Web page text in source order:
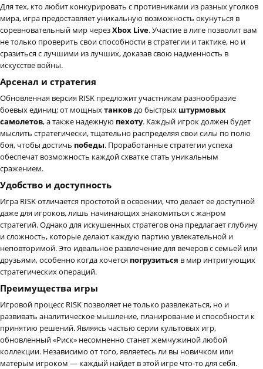
Для тех, кто любит конкурировать с противниками из разных уголков
мира, игра предоставляет уникальную возможность окунуться в
соревновательный мир черезXbox Live. Участие в лиге позволит вам
не только проверить свои способности в стратегии и тактике, но и
сразиться с лучшими из лучших, доказав свою надменность в
искусстве войны.
Арсенал и стратегия
Обновленная версия RISK предложит участникам разнообразие
боевых единиц: от мощныхтанковдо быстрых штурмовых
самолетов, а также надежную пехоту. Каждый игрок должен будет
мыслить стратегически, тщательно распределяя свои силы по полю
боя, чтобы достичь победы. Проработанные стратегии успеха
обеспечат возможность каждой схватке стать уникальным
сражением.
Удобство и доступность
Игра RISK отличается простотой в освоении, что делает ее доступной
даже для игроков, лишь начинающих знакомиться с жанром
стратегий. Однако для искушенных стратегов она предлагает глубину
и сложность, которые делают каждую партию увлекательной и
неповторимой. Это идеальное развлечение для вечеров с семьей или
друзьями, особенно когда хочется погрузиться в мир интригующих
стратегических операций.
Преимущества игры
Игровой процесс RISK позволяет не только развлекаться, но и
развивать аналитическое мышление, планирование и способности к
принятию решений. Являясь частью серии культовых игр,
обновленный «Риск» несомненно станет жемчужиной любой
коллекции. Независимо от того, являетесь ли вы новичком или
матерым игроком — каждый найдет в этой игре что-то для себя.